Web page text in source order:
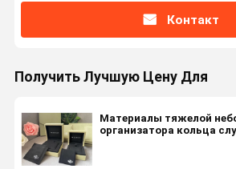
Контакт
Получить Лучшую Цену Для
Материалы тяжелой
организатора кольца